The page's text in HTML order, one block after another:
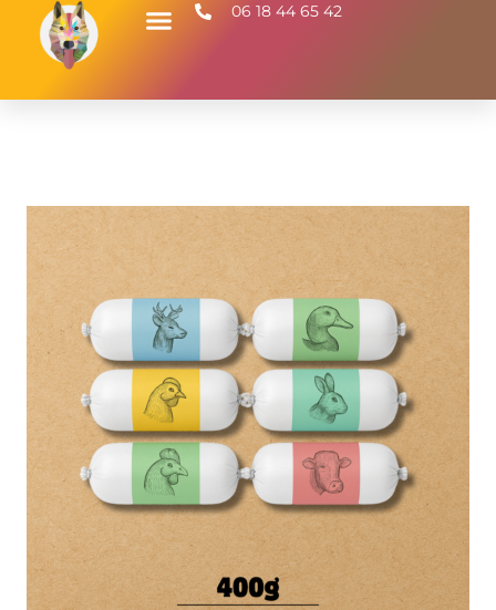
06 18 44 65 42